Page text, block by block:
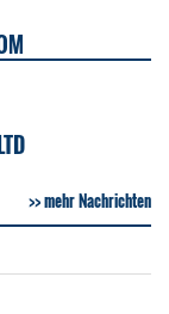
mehr Nachrichten